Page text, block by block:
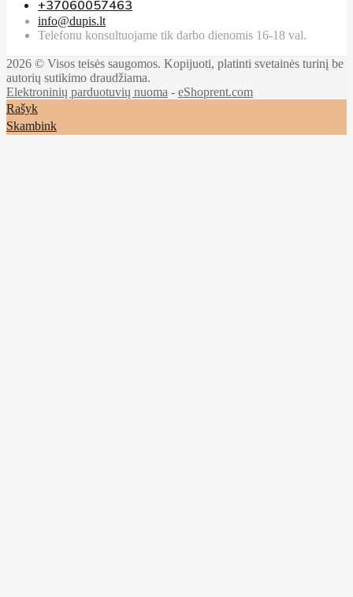
+37060057463
info@dupis.lt
Telefonu konsultuojame tik darbo dienomis 16-18 val.
2026 © Visos teisės saugomos. Kopijuoti, platinti svetainės turinį be
autorių sutikimo draudžiama.
Elektroninių parduotuvių nuoma - eShoprent.com
Rašyk
Skambink